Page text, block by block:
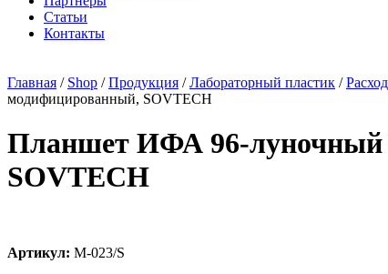
Статьи
Контакты
Главная / Shop /Продукция /Лабораторный пластик /
модифицированный, SOVTECH
Планшет ИФА 96-луночный
SOVTECH
Артикул: М-023/S